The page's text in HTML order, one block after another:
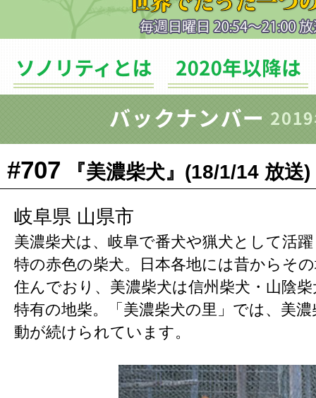
ソノリティとは
#707 『美濃柴犬』(18/1/14 放送)
岐阜県 山県市
美濃柴犬は、岐阜で番犬や猟犬として活
特の赤色の柴犬。日本各地には昔からそ
住んでおり、美濃柴犬は信州柴犬・山陰
特有の地柴。「美濃柴犬の里」では、美
動が続けられています。